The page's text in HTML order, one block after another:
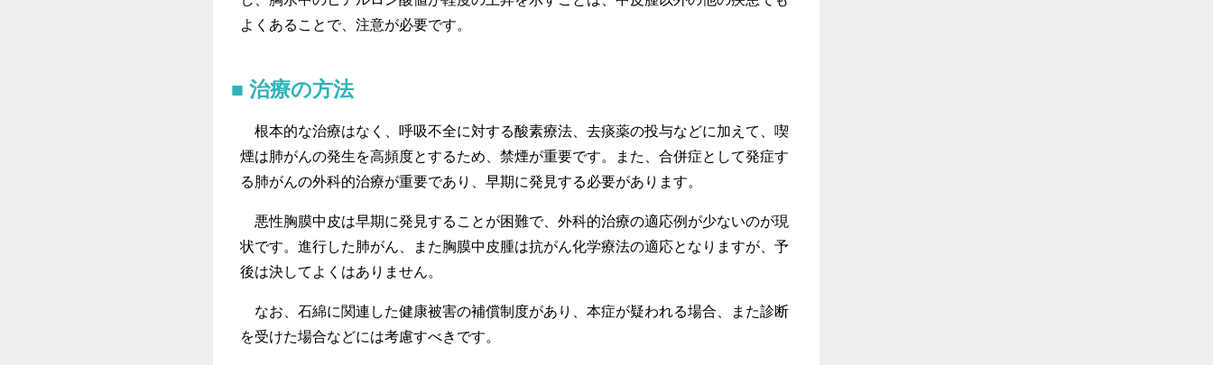
よくあることで、注意が必要です。
治療の方法
根本的な治療はなく、呼吸不全に対する酸素療法、去痰薬の投与などに加えて、喫
煙は肺がんの発生を高頻度とするため、禁煙が重要です。また、合併症として発症す
る肺がんの外科的治療が重要であり、早期に発見する必要があります。
悪性胸膜中皮は早期に発見することが困難で、外科的治療の適応例が少ないのが現
状です。進行した肺がん、また胸膜中皮腫は抗がん化学療法の適応となりますが、予
後は決してよくはありません。
なお、石綿に関連した健康被害の補償制度があり、本症が疑われる場合、また診断
を受けた場合などには考慮すべきです。